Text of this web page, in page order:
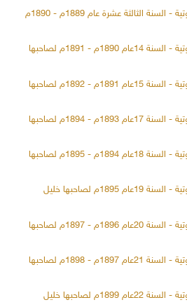
جريدة لسان الحال البيروتية - السنة الثالثة عشرة عام 1889م - 1890م
جريدة لسان الحال البيروتية - السنة 14عام 1890م - 1891م لصاحبها
جريدة لسان الحال البيروتية - السنة 15عام 1891م - 1892م لصاحبها
جريدة لسان الحال البيروتية - السنة 17عام 1893م - 1894م لصاحبها
جريدة لسان الحال البيروتية - السنة 18عام 1894م - 1895م لصاحبها
جريدة لسان الحال البيروتية - السنة 19عام 1895م لصاحبها خليل
جريدة لسان الحال البيروتية - السنة 20عام 1896م - 1897م لصاحبها
جريدة لسان الحال البيروتية - السنة 21عام 1897م - 1898م لصاحبها
جريدة لسان الحال البيروتية - السنة 22عام 1899م لصاحبها خليل